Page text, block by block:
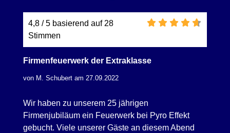
4,8 / 5 basierend auf 28
Stimmen
Firmenfeuerwerk der Extraklasse
von M. Schubert am 27.09.2022
Wir haben zu unserem 25 jährigen
Firmenjubiläum ein Feuerwerk bei Pyro Effekt
gebucht. Viele unserer Gäste an diesem Abend